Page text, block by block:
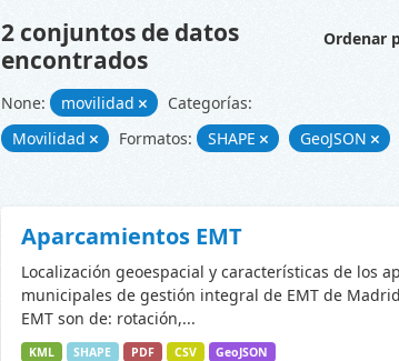
Ordenar
2 conjuntos de datos
encontrados
None: movilidad
Categorías:
Movilidad
Formatos: SHAPE GeoJSON
Aparcamientos EMT
Localización geoespacial y características de los
municipales de gestión integral de EMT de
EMT son de: rotación,...
KML SHAPE PDF CSV GeoJSON